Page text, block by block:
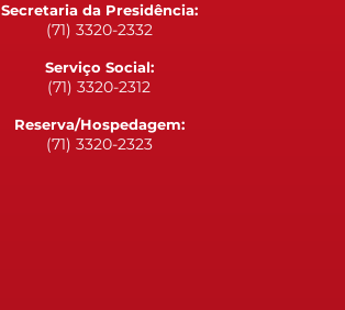
Secretaria da Presidência:
(71) 3320-2332
Serviço Social:
(71) 3320-2312
Reserva/Hospedagem:
(71) 3320-2323